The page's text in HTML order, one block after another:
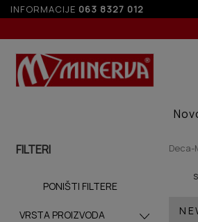
INFORMACIJE 063 8327 012
FILTERI
PONIŠTI FILTERE
VRSTA PROIZVODA
Deca-